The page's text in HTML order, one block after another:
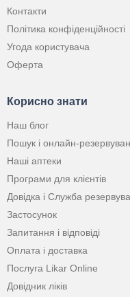
Контакти
Політика конфіденційності
Угода користувача
Оферта
Корисно знати
Наш блог
Пошук і онлайн-
Наші аптеки
Програми для клієнтів
Довідка і Служба
Застосунок
Запитання і відповіді
Оплата і доставка
Послуга Likar Online
Довідник ліків